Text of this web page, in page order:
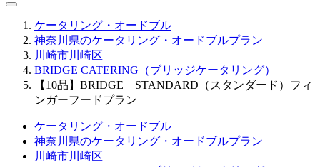
ケータリング・オードブル
神奈川県のケータリング・オードブルプラン
川崎市川崎区
BRIDGE CATERING（ブリッジケータリング）
【10品】BRIDGE STANDARD（スタンダード）フィ
ンガーフードプラン
ケータリング・オードブル
神奈川県のケータリング・オードブルプラン
川崎市川崎区